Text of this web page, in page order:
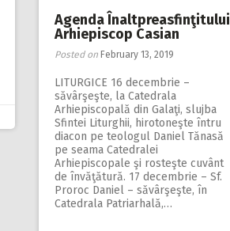
Agenda Înaltpreasfinţitului
Arhiepiscop Casian
Posted on February 13, 2019
LITURGICE 16 decembrie –
săvârşeşte, la Catedrala
Arhiepiscopală din Galaţi, slujba
Sfintei Liturghii, hirotoneşte întru
diacon pe teo­logul Daniel Tănasă
pe seama Catedralei
Arhiepiscopale şi rosteşte cuvânt
de învăţătură. 17 decembrie – Sf.
Proroc Daniel – săvârşeşte, în
Catedrala Patriarhală,…